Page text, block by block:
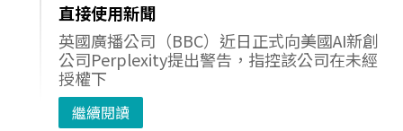
直接使用新聞
英國廣播公司（BBC）近日正式向美國AI新創
公司Perplexity提出警告，指控該公司在未經
授權下
繼續閱讀